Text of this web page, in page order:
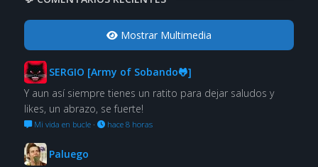
Mostrar Multimedia
SERGIO [Army of Sobando🐸]
Y aun así siempre tienes un ratito para dejar saludos y
likes, un abrazo, se fuerte!
Mi vida en bucle· hace 8 horas
Paluego